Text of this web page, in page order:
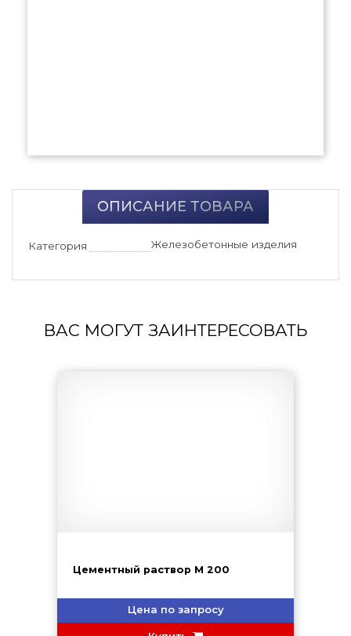
ОПИСАНИЕ ТОВАРА
Категория Железобетонные изделия
ВАС МОГУТ ЗАИНТЕРЕСОВАТЬ
Цементный раствор М 200
Цена по запросу